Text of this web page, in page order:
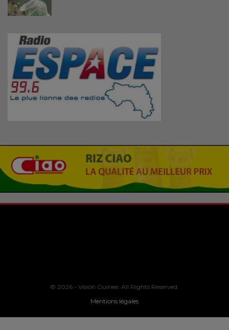
© 2026 - Vision Guinee. All Rights Reserved.
Mentions légales